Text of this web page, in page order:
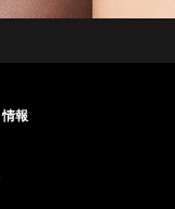
会員登録やプログ
報